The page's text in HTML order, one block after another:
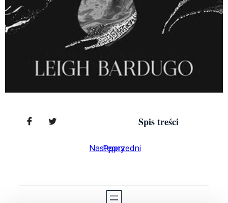
Spis treści
Poprzedni
Następny